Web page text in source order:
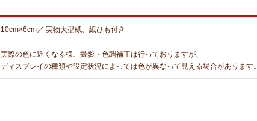
10cm×6cm／ 実物大型紙、紙ひも付き
実際の色に近くなる様、撮影・色調補正は行っておりますが、
ディスプレイの種類や設定状況によっては色が異なって見える場合があります。